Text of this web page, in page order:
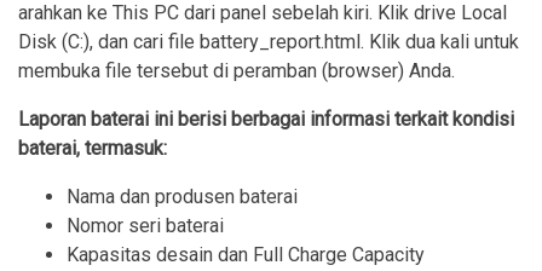
arahkan ke This PC dari panel sebelah kiri. Klik drive Local
Disk (C:), dan cari file battery_report.html. Klik dua kali untuk
membuka file tersebut di peramban (browser) Anda.
Laporan baterai ini berisi berbagai informasi terkait kondisi
baterai, termasuk:
Nama dan produsen baterai
Nomor seri baterai
Kapasitas desain dan Full Charge Capacity